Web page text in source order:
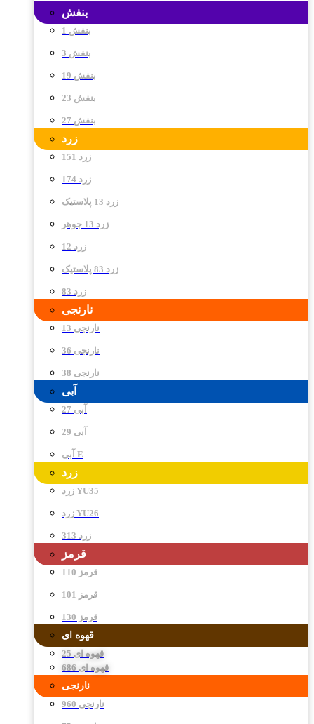
بنفش
بنفش 1
بنفش 3
بنفش 19
بنفش 23
بنفش 27
زرد
زرد 151
زرد 174
زرد 13 پلاستیک
زرد 13 جوهر
زرد 12
زرد 83 پلاستیک
زرد 83
نارنجی
نارنجی 13
نارنجی 36
نارنجی 38
آبی
آبی 27
آبی 29
آبی E
زرد
زرد YU35
زرد YU26
زرد 313
قرمز
قرمز 110
قرمز 101
قرمز 130
قهوه ای
قهوه ای 25
قهوه ای 686
نارنجی
نارنجی 960